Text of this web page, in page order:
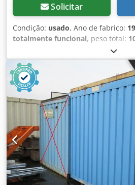
Solicitar
Condição: usado, Ano de fabrico:
totalmente funcional, peso total:
, largura total:
2 700 mm, tipo de refrigeração:ar,
(atualmente ABB) – Pouromat,
XCQ 44 DADOS TÉCNICOS -
Forno basculante - Indutor de 120
380/425 V - 2 modos de operação:
de aquecimento I - Eficiência de
Dimensões:  Altura: aprox. 2.700
2.745 mm  Largura: 2.360 mm -
Forno equipado com válvula de
stopper) - Vida útil média do
útil média da válvula de fundo: 1
do cadinho: 4 – 6 meses - Forno